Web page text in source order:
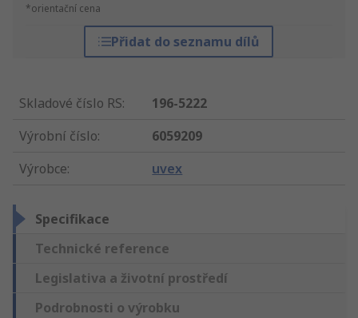
*orientační cena
Přidat do seznamu dílů
Skladové číslo RS:
196-5222
Výrobní číslo:
6059209
Výrobce: uvex
Specifikace
Technické reference
Legislativa a životní prostředí
Podrobnosti o výrobku